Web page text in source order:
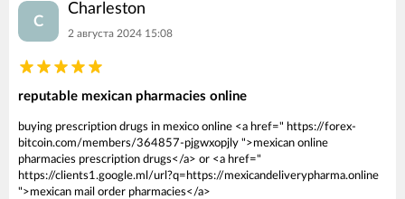
C
Charleston
2 августа 2024 15:08
reputable mexican pharmacies online
buying prescription drugs in mexico online <a href=" https://forex-
bitcoin.com/members/364857-pjgwxopjly ">mexican online
pharmacies prescription drugs</a> or <a href="
https://clients1.google.ml/url?q=https://mexicandeliverypharma.online
">mexican mail order pharmacies</a>